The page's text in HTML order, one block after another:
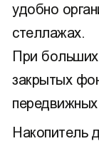
удобно
стеллажах.
При
закрытых
Накопитель